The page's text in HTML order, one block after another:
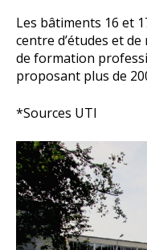
Les bâtiments 16 et
centre d’études et
de formation
proposant plus de
*Sources UTI